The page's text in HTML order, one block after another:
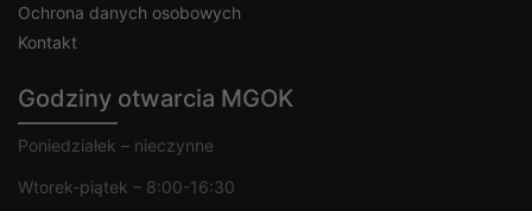
Ochrona danych osobowych
Kontakt
Godziny otwarcia MGOK
Poniedziałek – nieczynne
Wtorek-piątek – 8:00-16:30